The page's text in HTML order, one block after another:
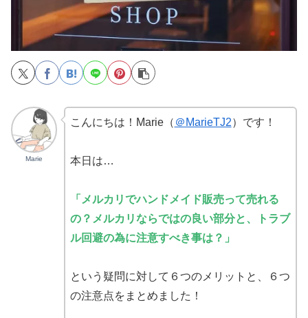
Marie
こんにちは！Marie（ ＠MarieTJ2）です！
本日は…
「メルカリでハンドメイド販売って売れる
の？メルカリならではの良い部分と、トラブ
ル回避の為に注意すべき事は？」
という疑問に対して６つのメリットと、６つ
の注意点をまとめました！